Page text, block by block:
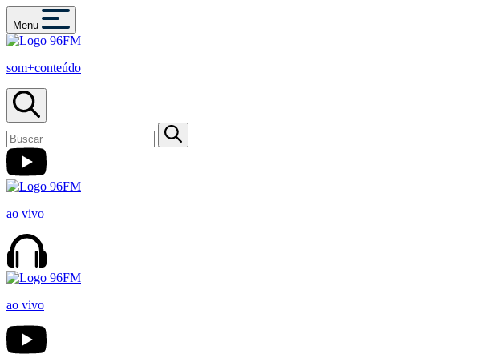
Menu
som+conteúdo
ao vivo
ao vivo